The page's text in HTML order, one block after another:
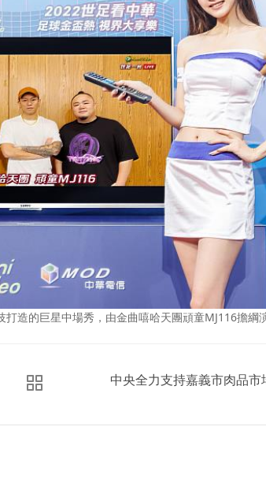
造的巨星中場秀，由金曲嘻哈天團頑童MJ116擔綱演
中央全力支持嘉義市肉品市